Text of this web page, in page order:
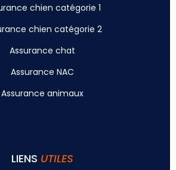
chien catégorie 1
chien catégorie 2
Assurance chat
Assurance NAC
Assurance animaux
LIENS UTILES